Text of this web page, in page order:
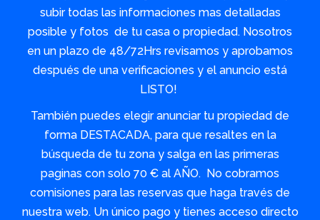
subir todas las informaciones mas detalladas
posible y fotos de tu casa o propiedad. Nosotros
en un plazo de 48/72Hrs revisamos y aprobamos
después de una verificaciones y el anuncio está
LISTO!
También puedes elegir anunciar tu propiedad de
forma DESTACADA, para que resaltes en la
búsqueda de tu zona y salga en las primeras
paginas con solo 70 € al AÑO. No cobramos
comisiones para las reservas que haga través de
nuestra web. Un único pago y tienes acceso directo